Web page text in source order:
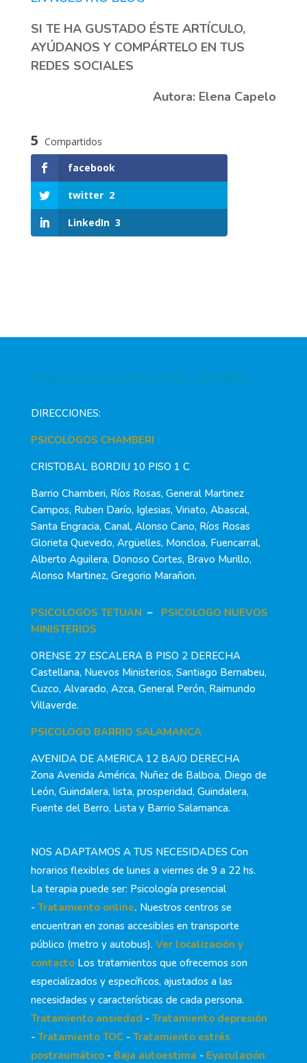
SI TE HA GUSTADO ÉSTE ARTÍCULO,
AYÚDANOS Y COMPÁRTELO EN TUS
REDES SOCIALES
Autora: Elena Capelo
5 Compartidos
facebook
twitter 2
LinkedIn 3
PSICÓLOGOS MADRID CEPSIM
DIRECCIONES:
PSICOLOGOS CHAMBERI
CRISTOBAL BORDIU 10 PISO 1 C
Barrio Chamberi, Ríos Rosas, General Martinez
Campos, Ruben Darío, Iglesias, Viriato, Abascal,
Santa Engracia, Canal, Alonso Cano, Ríos Rosas
Glorieta Quevedo, Argüelles, Moncloa, Fuencarral,
Alberto Aguilera, Donoso Cortes, Bravo Murillo,
Alonso Martinez, Gregorio Marañon.
PSICOLOGOS TETUAN – PSICOLOGO NUEVOS
MINISTERIOS
ORENSE 27 ESCALERA B PISO 2 DERECHA
Castellana, Nuevos Ministerios, Santiago Bernabeu,
Cuzco, Alvarado, Azca, General Perón, Raimundo
Villaverde.
PSICOLOGO BARRIO SALAMANCA
AVENIDA DE AMERICA 12 BAJO DERECHA
Zona Avenida América, Nuñez de Balboa, Diego de
León, Guindalera, lista, prosperidad, Guindalera,
Fuente del Berro, Lista y Barrio Salamanca.
NOS ADAPTAMOS A TUS NECESIDADES Con
horarios flexibles de lunes a viernes de 9 a 22 hs.
La terapia puede ser: Psicología presencial
- Tratamiento online. Nuestros centros se
encuentran en zonas accesibles en transporte
público (metro y autobus). Ver localización y
contactoLos tratamientos que ofrecemos son
especializados y específicos, ajustados a las
necesidades y características de cada persona.
Tratamiento ansiedad - Tratamiento depresión
- Tratamiento TOC- Tratamiento estrés
postraumático- Baja autoestima - Eyaculación